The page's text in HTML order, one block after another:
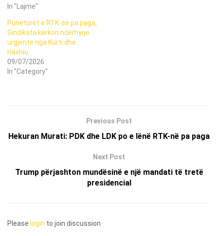
In "Lajme"
Punëtorët e RTK-së pa paga,
Sindikata kërkon ndërhyrje
urgjente nga Kurti dhe
Haxhiu.
09/07/2026
In "Category"
Previous Post
Hekuran Murati: PDK dhe LDK po e lënë RTK-në pa paga
Next Post
Trump përjashton mundësinë e një mandati të tretë
presidencial
Please login to join discussion